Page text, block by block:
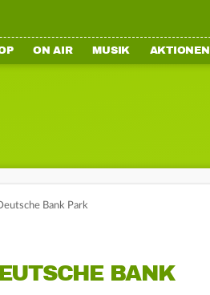
ON AIR MUSIK AKTIONEN
Bank Park
BANK